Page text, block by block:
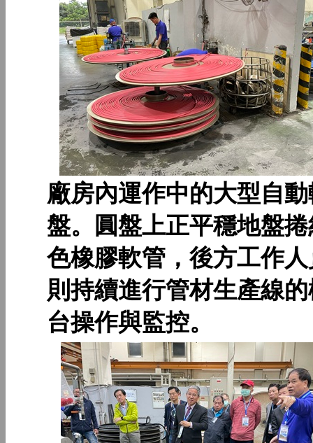
廠房內運作中的大型自
盤。圓盤上正平穩地盤
色橡膠軟管，後方工作
則持續進行管材生產線
台操作與監控。